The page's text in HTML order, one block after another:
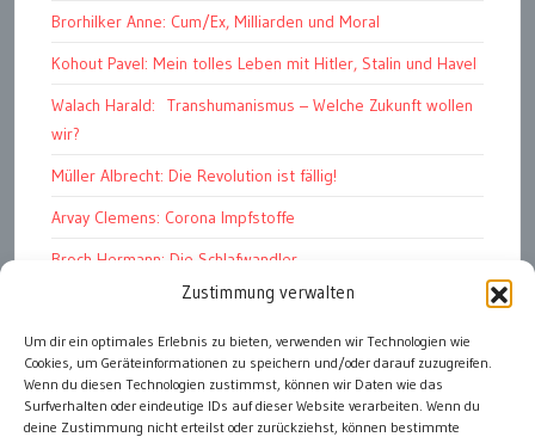
Zustimmung verwalten
Um dir ein optimales Erlebnis zu bieten, verwenden wir Technologien wie
Cookies, um Geräteinformationen zu speichern und/oder darauf zuzugreifen.
Wenn du diesen Technologien zustimmst, können wir Daten wie das
Surfverhalten oder eindeutige IDs auf dieser Website verarbeiten. Wenn du
deine Zustimmung nicht erteilst oder zurückziehst, können bestimmte
Brorhilker Anne: Cum/Ex, Milliarden und Moral
Kohout Pavel: Mein tolles Leben mit Hitler, Stalin und Havel
Walach Harald: Transhumanismus – Welche Zukunft wollen
wir?
Müller Albrecht: Die Revolution ist fällig!
Arvay Clemens: Corona Impfstoffe
Broch Hermann: Die Schlafwandler
Kohout Pavel: Ende der Großen Ferien
Bonelli Raphael: Kopflos
Luczak Andreas: Deutschlands Energiewende